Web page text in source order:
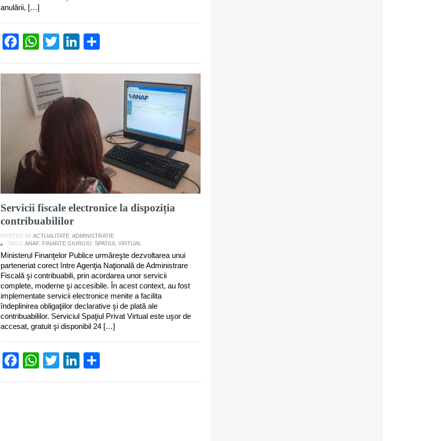
anulării, […]
Facebook
WhatsApp
TwitterLinkedIn
Servicii fiscale electronice la dispoziția
contribuabililor
POSTED IN: ACTUALITATE ADMINISTRATIE
TAGS: ANAF, FINANTE GIURGIU SPATIUL VIRTUAL
Ministerul Finanţelor Publice urmăreşte dezvoltarea unui
parteneriat corect între Agenţia Naţională de Administrare
Fiscală şi contribuabili, prin acordarea unor servicii
complete, moderne şi accesibile. În acest context, au fost
implementate servicii electronice menite a facilita
îndeplinirea obligaţiilor declarative şi de plată ale
contribuabililor. Serviciul Spaţiul Privat Virtual este uşor de
accesat, gratuit şi disponibil 24 […]
Facebook
WhatsApp
TwitterLinkedIn